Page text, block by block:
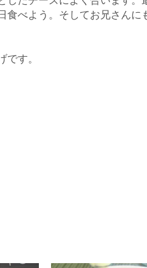
べよう。そしてお兄さんに
す。